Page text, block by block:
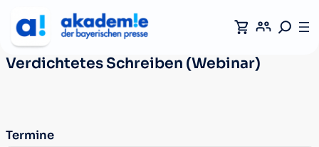
Verdichtetes Schreiben (Webinar)
Termine